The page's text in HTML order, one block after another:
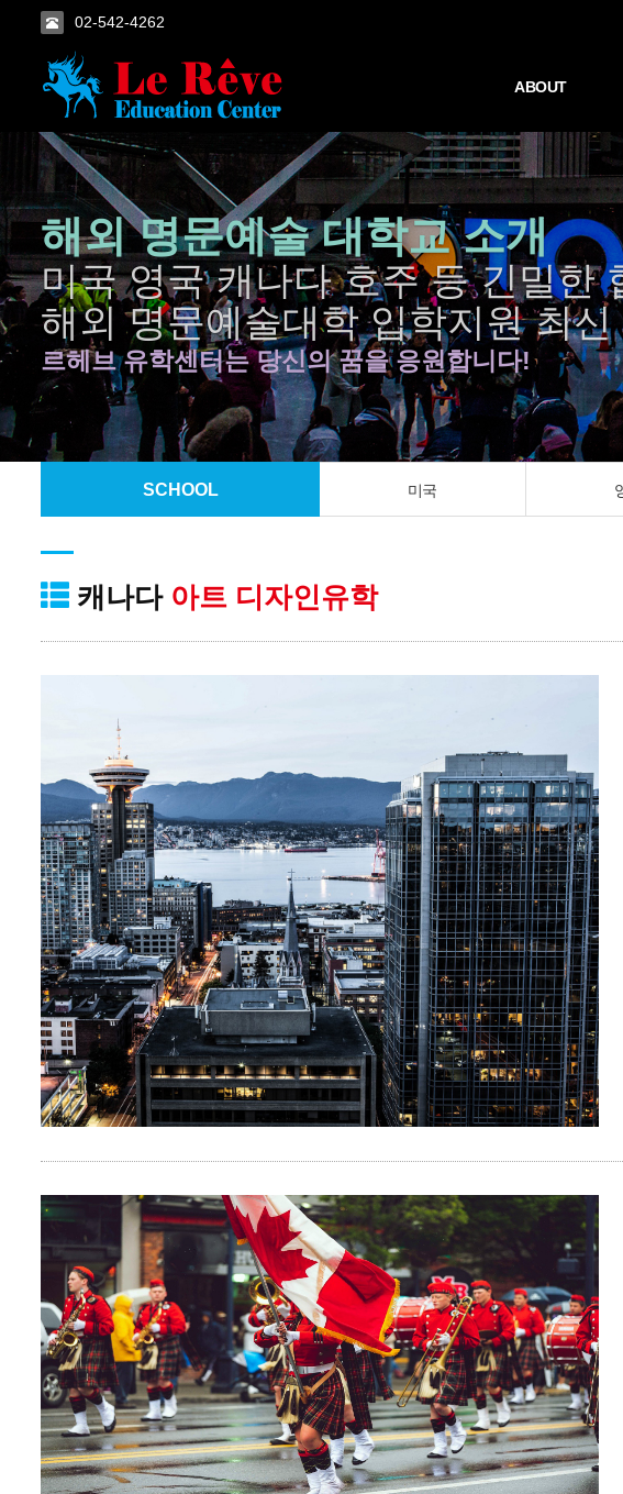
02-542-4262
ABOUT
해외 명문예술 대학교 소개
미국 영국 캐나다 호주 등 긴밀한
해외 명문예술대학 입학지원 최신
르헤브 유학센터는 당신의 꿈을 응원합니다!
SCHOOL 미국
캐나다 아트 디자인유학